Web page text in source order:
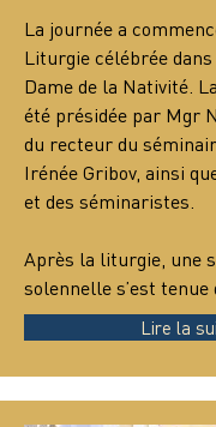
La journée a
Liturgie célébrée
Dame de la Nativité.
été présidée par Mgr
du recteur du
Irénée Gribov, ainsi
et des séminaristes.
Après la liturgie, une
solennelle s’est
Lire la